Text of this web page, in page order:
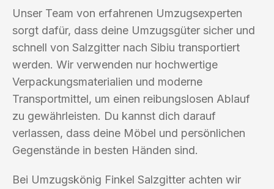
Unser Team von erfahrenen Umzugsexperten
sorgt dafür, dass deine Umzugsgüter sicher und
schnell von Salzgitter nach Sibiu transportiert
werden. Wir verwenden nur hochwertige
Verpackungsmaterialien und moderne
Transportmittel, um einen reibungslosen Ablauf
zu gewährleisten. Du kannst dich darauf
verlassen, dass deine Möbel und persönlichen
Gegenstände in besten Händen sind.
Bei Umzugskönig Finkel Salzgitter achten wir